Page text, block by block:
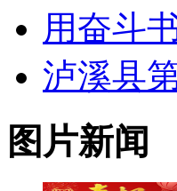
用奋斗
泸溪县
图片新闻